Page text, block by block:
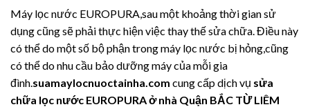
Máy lọc nước EUROPURA,sau một khoảng thời gian sử
dụng cũng sẽ phải thực hiện việc thay thế sửa chữa. Điều này
có thể do một số bộ phận trong máy lọc nước bị hỏng,cũng
có thể do nhu cầu bảo dưỡng máy của mỗi gia
đình.suamaylocnuoctainha.com cung cấp dịch vụ sửa
chữa lọc nước EUROPURA ở nhà Quận BẮC TỪ LIÊM